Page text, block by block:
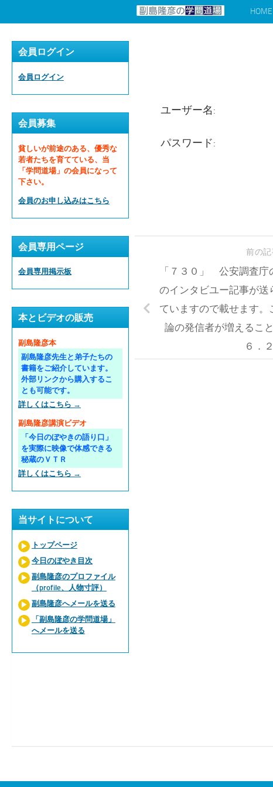
HOME
ユーザー名:
パスワード:
前の
「７３０」 公安調査庁
のインタビユー記事が
ていますので載せます
論の発信者が増えるこ
６．
会員ログイン
会員ログイン
会員募集
貧しいが前途のある、優秀な
若者たちを育てている、当
「学問道場」の会員になって
下さい。
会員のお申し込みはこちら
会員専用ページ
会員専用掲示板
本とビデオの販売
副島隆彦本
副島隆彦先生と弟子たちの
書籍をご紹介しています。
外部リンクから購入するこ
とも可能です。
詳しくはこちら →
副島隆彦講演ビデオ
「今日のぼやきの語り口」
を実際に映像で体感できる
秘蔵のＶＴＲ
詳しくはこちら →
当サイトについて
トップページ
今日のぼやき目次
副島隆彦のプロファイル
（profile、人物寸評）
副島隆彦へメールを送る
「副島隆彦の学問道場」
へメールを送る